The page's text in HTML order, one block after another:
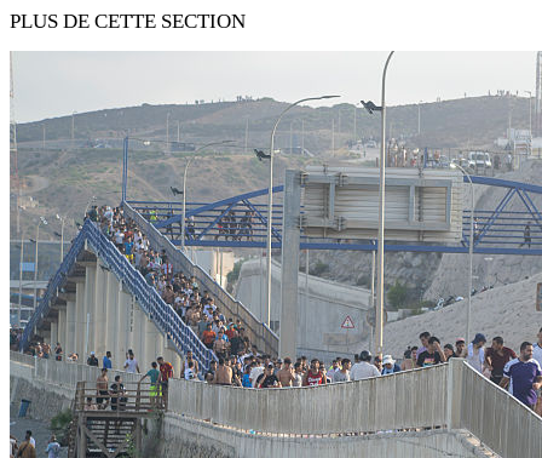
PLUS DE CETTE SECTION